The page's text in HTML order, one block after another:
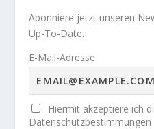
Abonniere jetzt unseren
Up-To-Date.
E-Mail-Adresse
Hiermit akzeptiere ich
Datenschutzbestimmungen